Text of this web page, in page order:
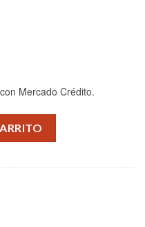
con Mercado Crédito.